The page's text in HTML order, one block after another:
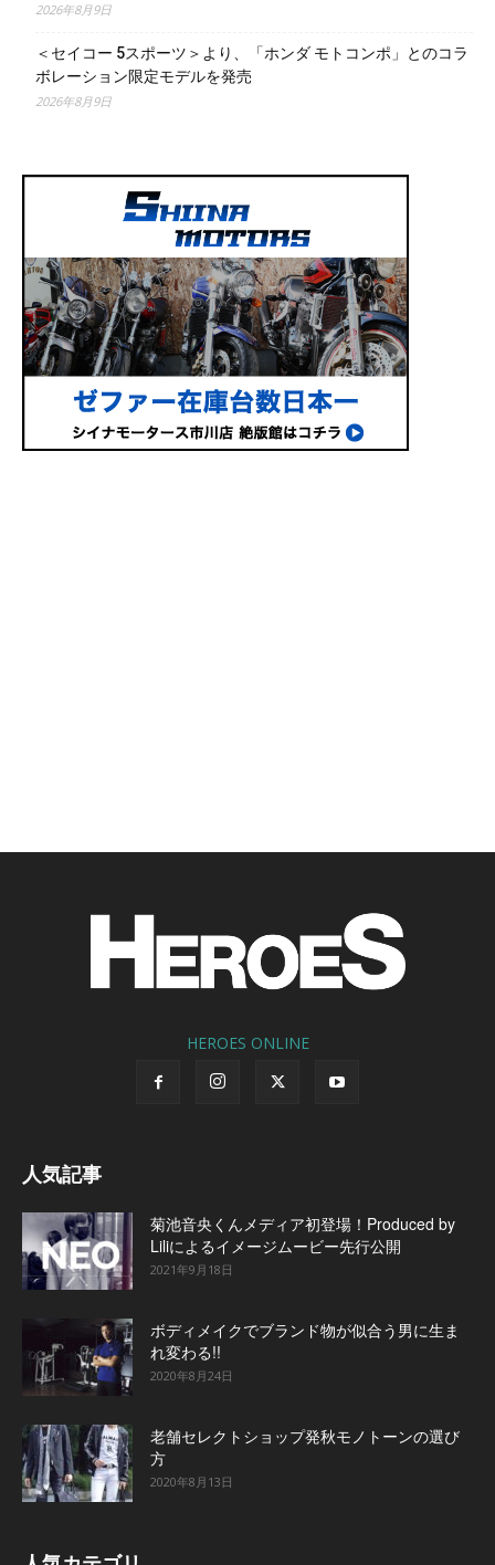
2026年8月9日
＜セイコー 5スポーツ＞より、「ホンダ モトコンポ」とのコラ
ボレーション限定モデルを発売
2026年8月9日
HEROES ONLINE
人気記事
菊池音央くんメディア初登場！Produced by
Liliによるイメージムービー先行公開
2021年9月18日
ボディメイクでブランド物が似合う男に生ま
れ変わる!!
2020年8月24日
老舗セレクトショップ発秋モノトーンの選び
方
2020年8月13日